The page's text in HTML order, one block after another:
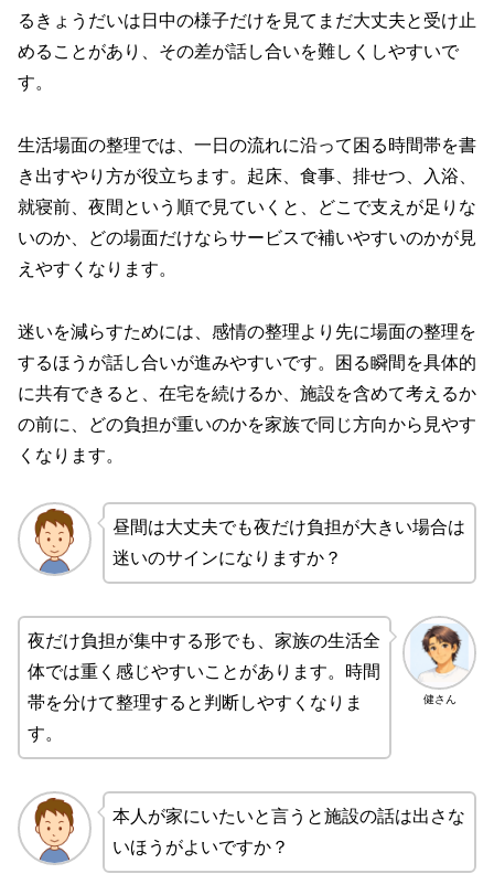
るきょうだいは日中の様子だけを見てまだ大丈夫と受け止
めることがあり、その差が話し合いを難しくしやすいで
す。
生活場面の整理では、一日の流れに沿って困る時間帯を書
き出すやり方が役立ちます。起床、食事、排せつ、入浴、
就寝前、夜間という順で見ていくと、どこで支えが足りな
いのか、どの場面だけならサービスで補いやすいのかが見
えやすくなります。
迷いを減らすためには、感情の整理より先に場面の整理を
するほうが話し合いが進みやすいです。困る瞬間を具体的
に共有できると、在宅を続けるか、施設を含めて考えるか
の前に、どの負担が重いのかを家族で同じ方向から見やす
くなります。
昼間は大丈夫でも夜だけ負担が大きい場合は
迷いのサインになりますか？
健さん
夜だけ負担が集中する形でも、家族の生活全
体では重く感じやすいことがあります。時間
帯を分けて整理すると判断しやすくなりま
す。
本人が家にいたいと言うと施設の話は出さな
いほうがよいですか？